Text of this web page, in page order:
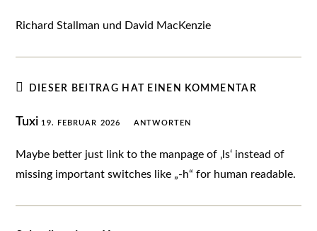
Richard Stallman und David MacKenzie
DIESER BEITRAG HAT EINEN KOMMENTAR
Tuxi 19. FEBRUAR 2026 ANTWORTEN
Maybe better just link to the manpage of ‚ls‘ instead of
missing important switches like „-h“ for human readable.